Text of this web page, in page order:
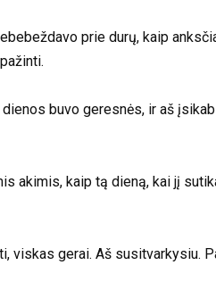
prie durų, kaip
buvo geresnės, ir aš
akimis, kaip tą dieną, kai jį
viskas gerai. Aš susitvarkysiu.